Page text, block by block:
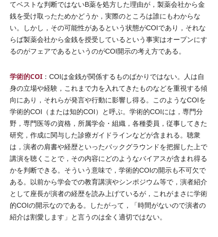
てベストな判断ではないB薬を処方した理由が，製薬会社から金
銭を受け取ったためかどうか，実際のところは誰にもわからな
い。しかし，その可能性があるという状態がCOIであり，それな
らば製薬会社から金銭を授受しているという事実はオープンにす
るのがフェアであるというのがCOI開示の考え方である。
学術的COI ：COIは金銭が関係するものばかりではない。人は自
身の立場や経験，これまで力を入れてきたものなどを重視する傾
向にあり，それらが発言や行動に影響し得る。このようなCOIを
学術的COI（または知的COI）と呼ぶ。学術的COIには，専門分
野，専門医等の資格，所属学会・組織，各種委員，従事してきた
研究，作成に関与した診療ガイドラインなどが含まれる。聴衆
は，演者の肩書や経歴といったバックグラウンドを把握した上で
講演を聴くことで，その内容にどのようなバイアスが含まれ得る
かを判断できる。そういう意味で，学術的COIの開示も不可欠で
ある。以前から学会での教育講演やシンポジウム等で，演者紹介
として座長が演者の経歴を読み上げているが，これがまさに学術
的COIの開示なのである。したがって，「時間がないので演者の
紹介は割愛します」と言うのは全く適切ではない。